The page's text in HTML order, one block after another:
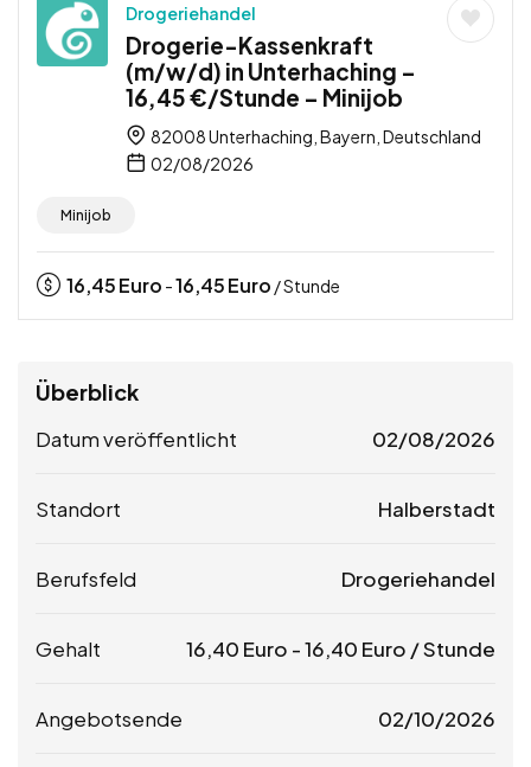
Drogeriehandel
Drogerie-Kassenkraft
(m/w/d) in Unterhaching –
16,45 €/Stunde – Minijob
82008 Unterhaching, Bayern, Deutschland
02/08/2026
Minijob
16,45Euro -16,45Euro / Stunde
Überblick
Datum veröffentlicht 02/08/2026
Standort Halberstadt
Berufsfeld Drogeriehandel
Gehalt 16,40 Euro -16,40 Euro / Stunde
Angebotsende 02/10/2026